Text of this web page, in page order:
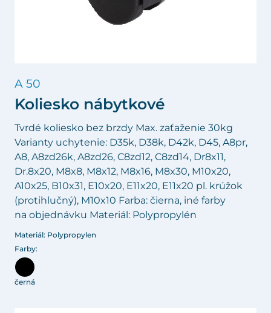
A 50
Koliesko nábytkové
Tvrdé koliesko bez brzdy Max. zaťaženie 30kg
Varianty uchytenie: D35k, D38k, D42k, D45, A8pr,
A8, A8zd26k, A8zd26, C8zd12, C8zd14, Dr8x11,
Dr.8x20, M8x8, M8x12, M8x16, M8x30, M10x20,
A10x25, B10x31, E10x20, E11x20, E11x20 pl. krúžok
(protihlučný), M10x10 Farba: čierna, iné farby
na objednávku Materiál: Polypropylén
Materiál: Polypropylen
Farby:
černá